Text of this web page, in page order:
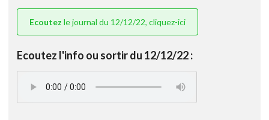
Ecoutez le journal du 12/12/22, cliquez-ici
Ecoutez l'info ou sortir du 12/12/22 :